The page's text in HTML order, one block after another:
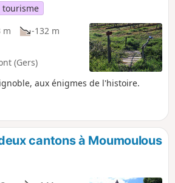
tourisme
m
-132 m
(Gers)
aux énigmes de l'histoire.
cantons à Moumoulous